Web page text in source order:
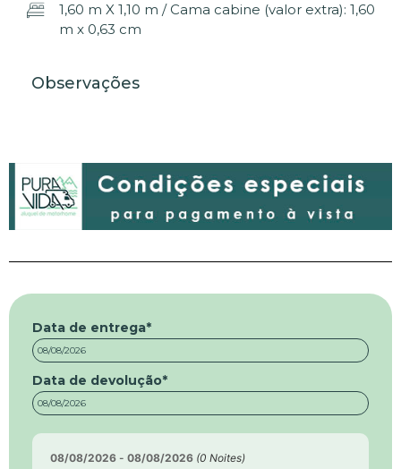
1,60 m X 1,10 m / Cama cabine (valor extra): 1,60
m x 0,63 cm
Observações
Data de entrega*
Data de devolução*
08/08/2026 - 08/08/2026 (0 Noites)